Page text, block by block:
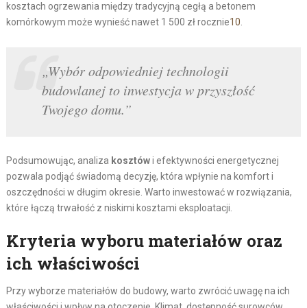
kosztach ogrzewania między tradycyjną cegłą a betonem
komórkowym może wynieść nawet 1 500 zł rocznie10.
„Wybór odpowiedniej technologii
budowlanej to inwestycja w przyszłość
Twojego domu.”
Podsumowując, analiza kosztówi efektywności energetycznej
pozwala podjąć świadomą decyzję, która wpłynie na komfort i
oszczędności w długim okresie. Warto inwestować w rozwiązania,
które łączą trwałość z niskimi kosztami eksploatacji.
Kryteria wyboru materiałów oraz
ich właściwości
Przy wyborze materiałów do budowy, warto zwrócić uwagę na ich